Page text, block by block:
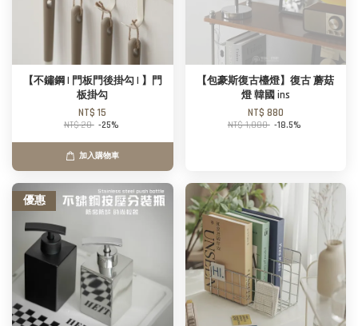
【不鏽鋼 | 門板門後掛勾 | 】門
板掛勾
NT$ 15
NT$ 20 -25%
加入購物車
【包豪斯復古檯燈】復古 蘑菇
燈 韓國 ins
NT$ 880
NT$ 1,080 -18.5%
優惠